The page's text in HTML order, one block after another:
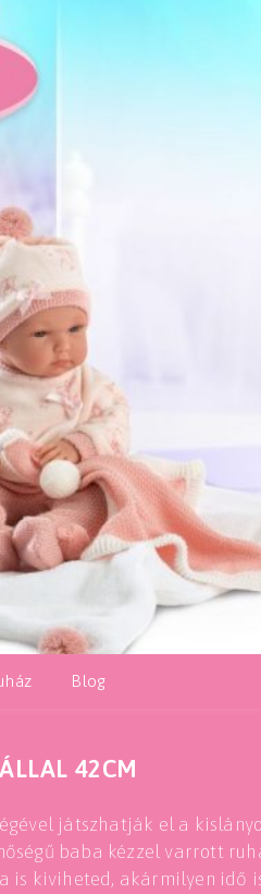
Blog
42CM
játszhatják el a
baba kézzel varrott
is kiviheted, akármilyen idő